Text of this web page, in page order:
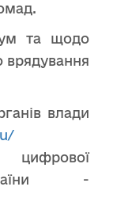
та щодо
врядування
влади
-